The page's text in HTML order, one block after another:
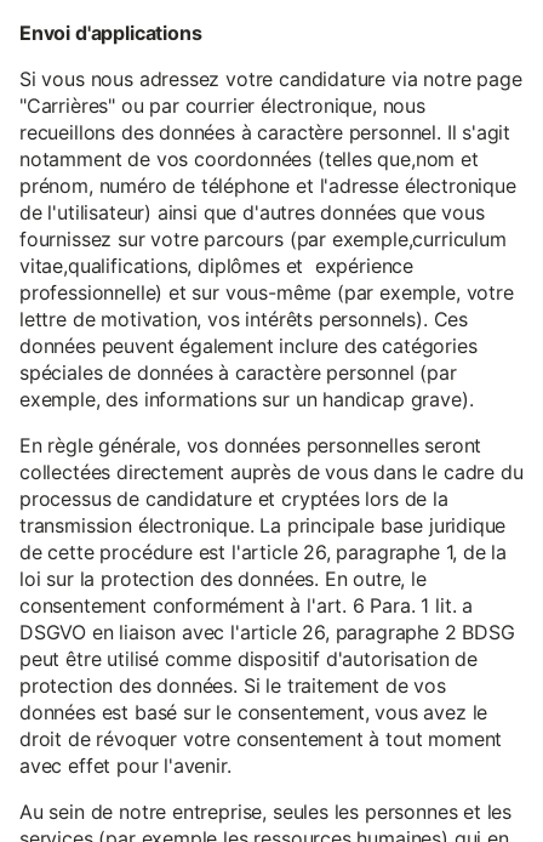
Envoi d'applications
Si vous nous adressez votre candidature via notre page
"Carrières" ou par courrier électronique, nous
recueillons des données à caractère personnel. Il s'agit
notamment de vos coordonnées (telles que,nom et
prénom, numéro de téléphone et l'adresse électronique
de l'utilisateur) ainsi que d'autres données que vous
fournissez sur votre parcours (par exemple,curriculum
vitae,qualifications, diplômes et expérience
professionnelle) et sur vous-même (par exemple, votre
lettre de motivation, vos intérêts personnels). Ces
données peuvent également inclure des catégories
spéciales de données à caractère personnel (par
exemple, des informations sur un handicap grave).
En règle générale, vos données personnelles seront
collectées directement auprès de vous dans le cadre du
processus de candidature et cryptées lors de la
transmission électronique. La principale base juridique
de cette procédure est l'article 26, paragraphe 1, de la
loi sur la protection des données. En outre, le
consentement conformément à l'art. 6 Para. 1 lit. a
DSGVO en liaison avec l'article 26, paragraphe 2 BDSG
peut être utilisé comme dispositif d'autorisation de
protection des données. Si le traitement de vos
données est basé sur le consentement, vous avez le
droit de révoquer votre consentement à tout moment
avec effet pour l'avenir.
Au sein de notre entreprise, seules les personnes et les